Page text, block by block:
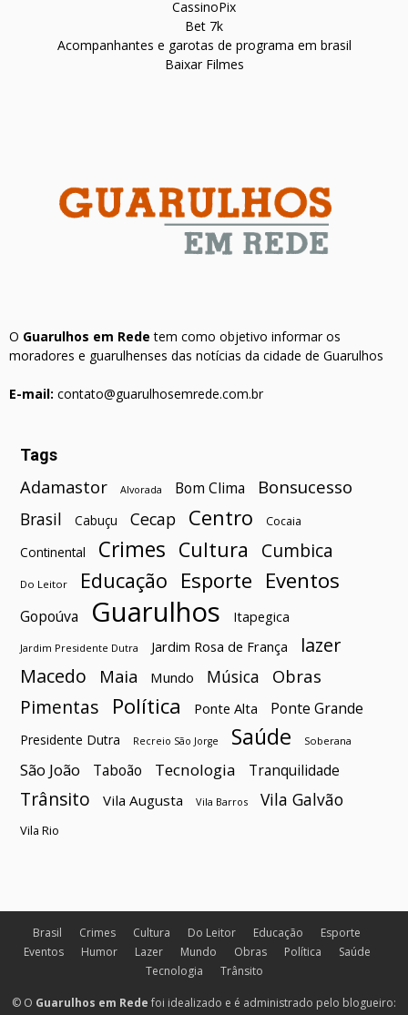
CassinoPix
Bet 7k
Acompanhantes e garotas de programa em brasil
Baixar Filmes
O Guarulhos em Rede tem como objetivo informar os
moradores e guarulhenses das notícias da cidade de Guarulhos
E-mail: contato@guarulhosemrede.com.br
Tags
Adamastor Alvorada Bom Clima Bonsucesso
Brasil Cabuçu Cecap Centro Cocaia
Continental Crimes Cultura Cumbica
Do Leitor Educação Esporte Eventos
Gopoúva Guarulhos Itapegica
Jardim Presidente Dutra Jardim Rosa de França
lazer
Macedo
Maia Mundo Música Obras
Pimentas Política Ponte Alta Ponte Grande
Presidente Dutra Recreio São Jorge Saúde Soberana
São João Taboão Tecnologia Tranquilidade
Trânsito Vila Augusta Vila Barros Vila Galvão
Vila Rio
Brasil Crimes Cultura Do Leitor Educação
Esporte
Eventos
Humor Lazer Mundo Obras Política
Saúde
Tecnologia
Trânsito
© O Guarulhos em Rede foi idealizado e é administrado pelo blogueiro: